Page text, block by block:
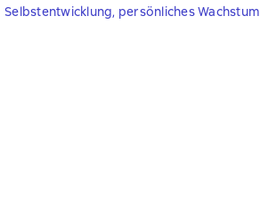
Selbstentwicklung, persönliches Wachstum